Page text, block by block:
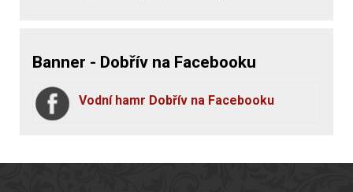
Banner - Dobřív na Facebooku
Vodní hamr Dobřív na Facebooku